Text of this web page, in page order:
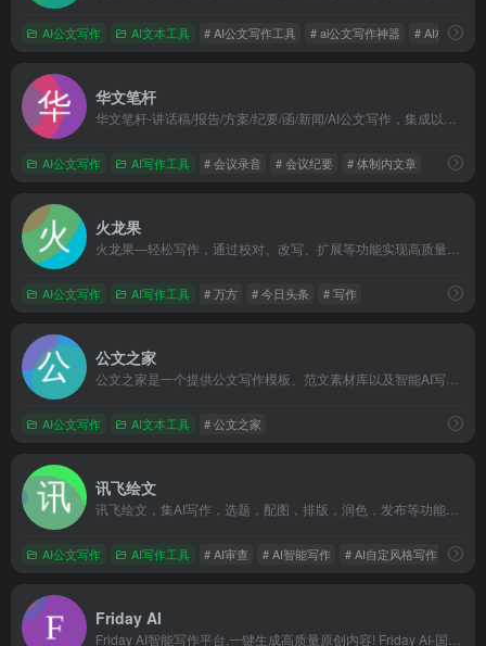
AI公文写作 AI文本工具 # AI公文写作工具 # ai公文写作神器 # AI材料星
华文笔杆
AI公文写作 AI写作工具 # 会议录音 # 会议纪要 # 体制内文章
火龙果
AI公文写作 AI写作工具 # 万方 # 今日头条 # 写作
公文之家
AI公文写作 AI文本工具 # 公文之家
讯飞绘文
AI公文写作 AI写作工具 # AI审查 # AI智能写作 # AI自定风格写作
Friday AI